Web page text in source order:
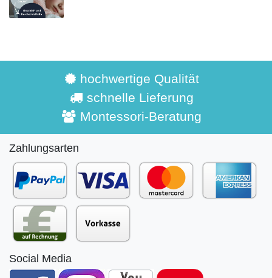
hochwertige Qualität
schnelle Lieferung
Montessori-Beratung
Zahlungsarten
Social Media